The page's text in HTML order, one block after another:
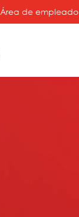
Área de empleado